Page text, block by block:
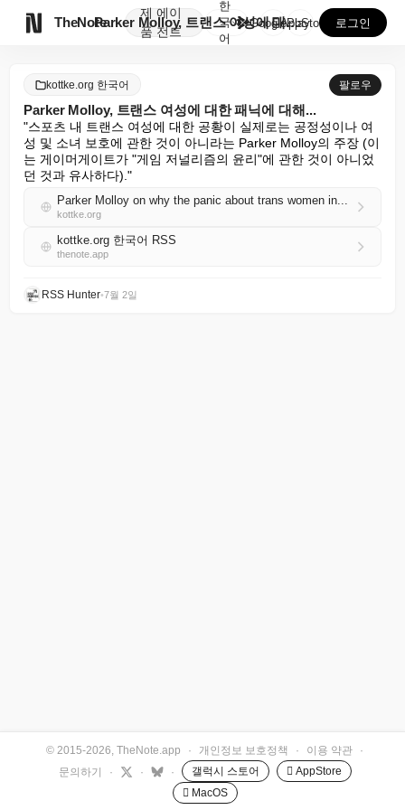
TheNote
제
품
에이
전트
Parker Molloy, 트랜스 여성에 대한 패닉에 ...
한
국
어
GooglePlay
AppStore 로그인
kottke.org 한국어 팔로우
Parker Molloy, 트랜스 여성에 대한 패닉에 대해...
"스포츠 내 트랜스 여성에 대한 공황이 실제로는 공정성이나 여
성 및 소녀 보호에 관한 것이 아니라는 Parker Molloy의 주장 (이
는 게이머게이트가 "게임 저널리즘의 윤리"에 관한 것이 아니었
던 것과 유사하다)."
Parker Molloy on why the panic about trans women in...
kottke.org
kottke.org 한국어 RSS
thenote.app
RSS Hunter•7월 2일
© 2015-2026, TheNote.app · 개인정보 보호정책 · 이용 약관
·
문의하기
· · · 갤럭시 스토어
 AppStore
 MacOS